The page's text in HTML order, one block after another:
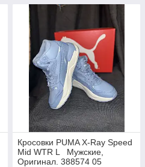
Кросовки PUMA X-Ray Speed
Mid WTR L Мужские,
Оригинал. 388574 05